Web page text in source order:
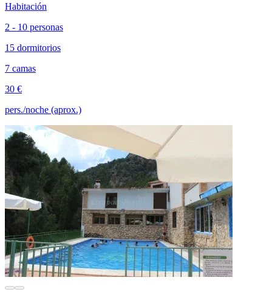
Habitación
2 - 10 personas
15 dormitorios
7 camas
30 €
pers./noche (aprox.)